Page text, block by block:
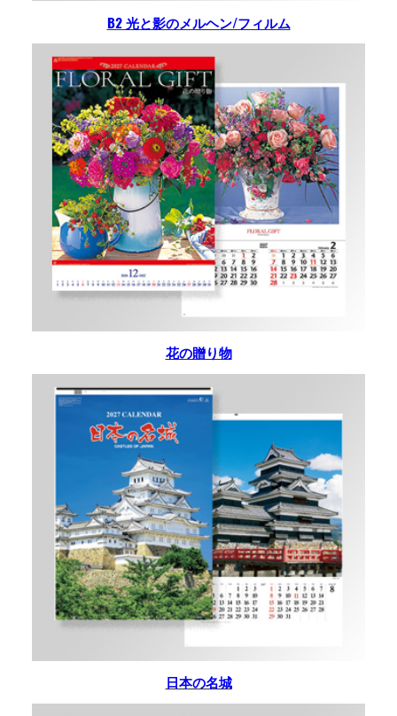
B2 光と影のメルヘン/フィルム
花の贈り物
日本の名城